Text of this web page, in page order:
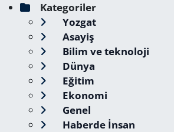
Kategoriler
Yozgat
Asayiş
Bilim ve teknoloji
Dünya
Eğitim
Ekonomi
Genel
Haberde İnsan